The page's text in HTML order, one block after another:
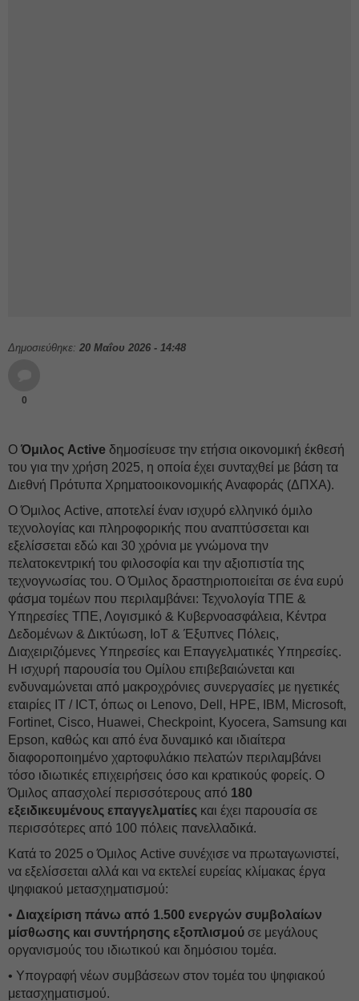
Δημοσιεύθηκε: 20 Μαΐου 2026 - 14:48
0
Ο Όμιλος Active δημοσίευσε την ετήσια οικονομική έκθεσή
του για την χρήση 2025, η οποία έχει συνταχθεί με βάση τα
Διεθνή Πρότυπα Χρηματοοικονομικής Αναφοράς (ΔΠΧΑ).
Ο Όμιλος Active, αποτελεί έναν ισχυρό ελληνικό όμιλο
τεχνολογίας και πληροφορικής που αναπτύσσεται και
εξελίσσεται εδώ και 30 χρόνια με γνώμονα την
πελατοκεντρική του φιλοσοφία και την αξιοπιστία της
τεχνογνωσίας του. Ο Όμιλος δραστηριοποιείται σε ένα ευρύ
φάσμα τομέων που περιλαμβάνει: Τεχνολογία ΤΠΕ &
Υπηρεσίες ΤΠΕ, Λογισμικό & Κυβερνοασφάλεια, Κέντρα
Δεδομένων & Δικτύωση, IoT & Έξυπνες Πόλεις,
Διαχειριζόμενες Υπηρεσίες και Επαγγελματικές Υπηρεσίες.
Η ισχυρή παρουσία του Ομίλου επιβεβαιώνεται και
ενδυναμώνεται από μακροχρόνιες συνεργασίες με ηγετικές
εταιρίες IT / ICT, όπως οι Lenovo, Dell, HPE, IBM, Microsoft,
Fortinet, Cisco, Huawei, Checkpoint, Kyocera, Samsung και
Epson, καθώς και από ένα δυναμικό και ιδιαίτερα
διαφοροποιημένο χαρτοφυλάκιο πελατών περιλαμβάνει
τόσο ιδιωτικές επιχειρήσεις όσο και κρατικούς φορείς. O
Όμιλος απασχολεί περισσότερους από 180
εξειδικευμένους επαγγελματίες και έχει παρουσία σε
περισσότερες από 100 πόλεις πανελλαδικά.
Κατά το 2025 ο Όμιλος Active συνέχισε να πρωταγωνιστεί,
να εξελίσσεται αλλά και να εκτελεί ευρείας κλίμακας έργα
ψηφιακού μετασχηματισμού:
• Διαχείριση πάνω από 1.500 ενεργών συμβολαίων
μίσθωσης και συντήρησης εξοπλισμού σε μεγάλους
οργανισμούς του ιδιωτικού και δημόσιου τομέα.
• Υπογραφή νέων συμβάσεων στον τομέα του ψηφιακού
μετασχηματισμού.